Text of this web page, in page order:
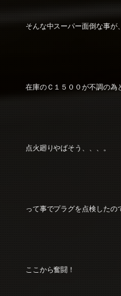
そんな中スーパー面倒な事が
在庫のＣ１５００が不調の為
点火廻りやばそう、、、。
って事でプラグを点検したの
ここから奮闘！